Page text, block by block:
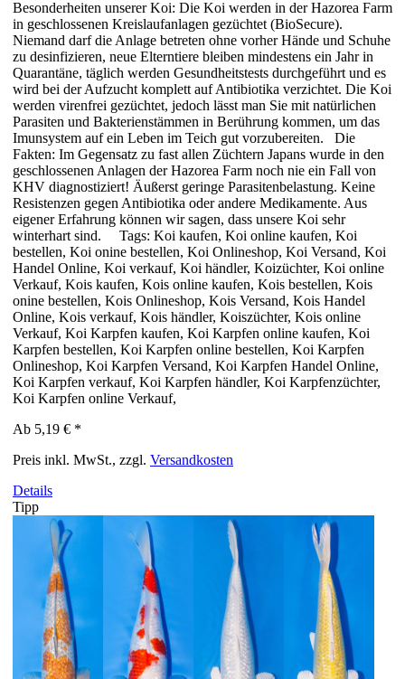
Besonderheiten unserer Koi: Die Koi werden in der Hazorea Farm
in geschlossenen Kreislaufanlagen gezüchtet (BioSecure).
Niemand darf die Anlage betreten ohne vorher Hände und Schuhe
zu desinfizieren, neue Elterntiere bleiben mindestens ein Jahr in
Quarantäne, täglich werden Gesundheitstests durchgeführt und es
wird bei der Aufzucht komplett auf Antibiotika verzichtet. Die Koi
werden virenfrei gezüchtet, jedoch lässt man Sie mit natürlichen
Parasiten und Bakterienstämmen in Berührung kommen, um das
Imunsystem auf ein Leben im Teich gut vorzubereiten. Die
Fakten: Im Gegensatz zu fast allen Züchtern Japans wurde in den
geschlossenen Anlagen der Hazorea Farm noch nie ein Fall von
KHV diagnostiziert! Äußerst geringe Parasitenbelastung. Keine
Resistenzen gegen Antibiotika oder andere Medikamente. Aus
eigener Erfahrung können wir sagen, dass unsere Koi sehr
winterhart sind. Tags: Koi kaufen, Koi online kaufen, Koi
bestellen, Koi onine bestellen, Koi Onlineshop, Koi Versand, Koi
Handel Online, Koi verkauf, Koi händler, Koizüchter, Koi online
Verkauf, Kois kaufen, Kois online kaufen, Kois bestellen, Kois
onine bestellen, Kois Onlineshop, Kois Versand, Kois Handel
Online, Kois verkauf, Kois händler, Koiszüchter, Kois online
Verkauf, Koi Karpfen kaufen, Koi Karpfen online kaufen, Koi
Karpfen bestellen, Koi Karpfen online bestellen, Koi Karpfen
Onlineshop, Koi Karpfen Versand, Koi Karpfen Handel Online,
Koi Karpfen verkauf, Koi Karpfen händler, Koi Karpfenzüchter,
Koi Karpfen online Verkauf,
Ab 5,19 € *
Preis inkl. MwSt., zzgl. Versandkosten
Details
Tipp